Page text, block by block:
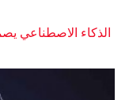
الذكاء الاصطناعي